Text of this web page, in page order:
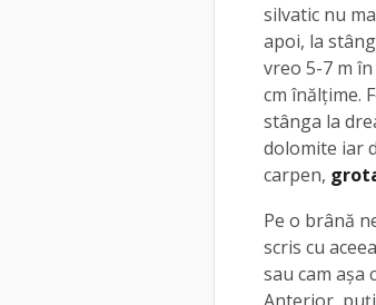
silvatic nu
apoi, la
vreo 5-7 m
cm înălțime.
stânga la
dolomite iar
carpen,
Pe o brână
scris cu
sau cam așa